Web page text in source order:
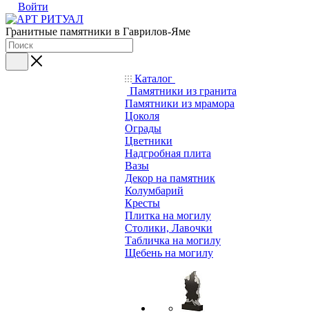
Войти
Гранитные памятники в Гаврилов-Яме
Каталог
Памятники из гранита
Памятники из мрамора
Цоколя
Ограды
Цветники
Надгробная плита
Вазы
Декор на памятник
Колумбарий
Кресты
Плитка на могилу
Столики, Лавочки
Табличка на могилу
Щебень на могилу